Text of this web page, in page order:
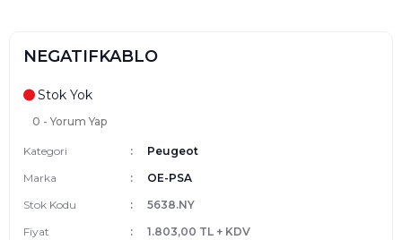
NEGATIFKABLO
Stok Yok
0 - Yorum Yap
Kategori
Peugeot
Marka
OE-PSA
Stok Kodu
5638.NY
Fiyat
1.803,00 TL + KDV